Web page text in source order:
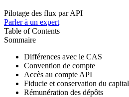
Pilotage des flux par API
Parler à un expert
Table of Contents
Sommaire
Différences avec le CAS
Convention de compte
Accès au compte API
Fiducie et conservation du capital
Rémunération des dépôts